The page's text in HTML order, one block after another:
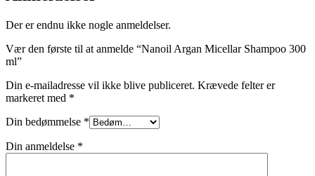
Der er endnu ikke nogle anmeldelser.
Vær den første til at anmelde “Nanoil Argan Micellar Shampoo 300
ml”
Din e-mailadresse vil ikke blive publiceret. Krævede felter er
markeret med *
Din bedømmelse *
Din anmeldelse *